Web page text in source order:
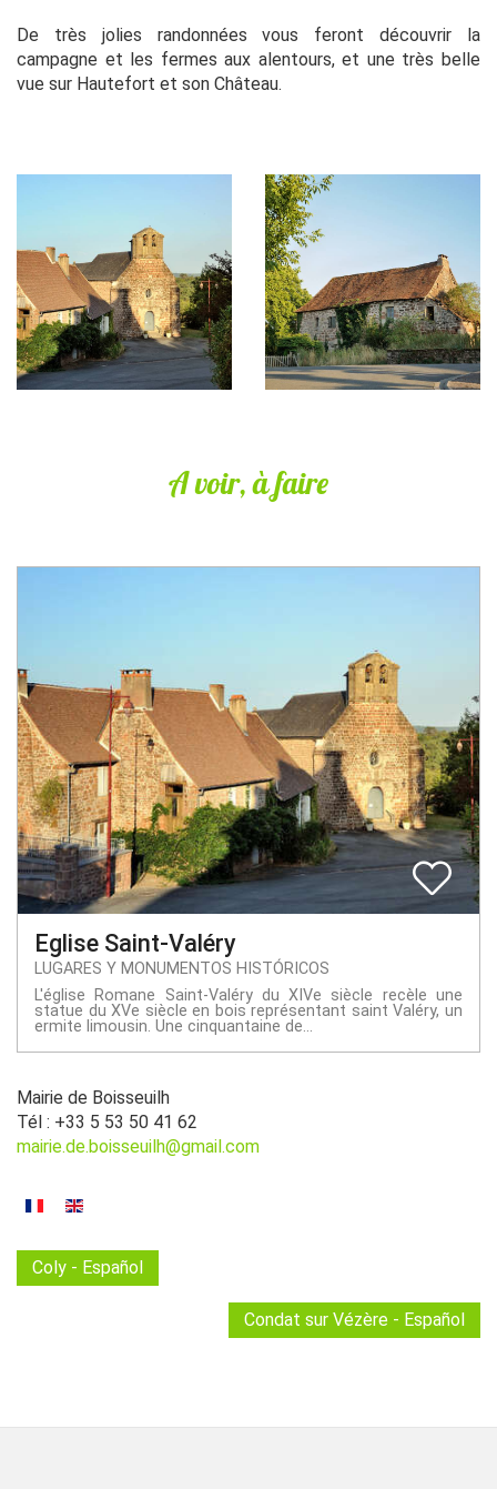
De très jolies randonnées vous feront découvrir la
campagne et les fermes aux alentours, et une très belle
vue sur Hautefort et son Château.
A voir, à faire
Eglise Saint-Valéry
LUGARES Y MONUMENTOS HISTÓRICOS
L'église Romane Saint-Valéry du XIVe siècle recèle une
statue du XVe siècle en bois représentant saint Valéry, un
ermite limousin. Une cinquantaine de...
Mairie de Boisseuilh
Tél : +33 5 53 50 41 62
mairie.de.boisseuilh@gmail.com
Coly - Español
Condat sur Vézère - Español